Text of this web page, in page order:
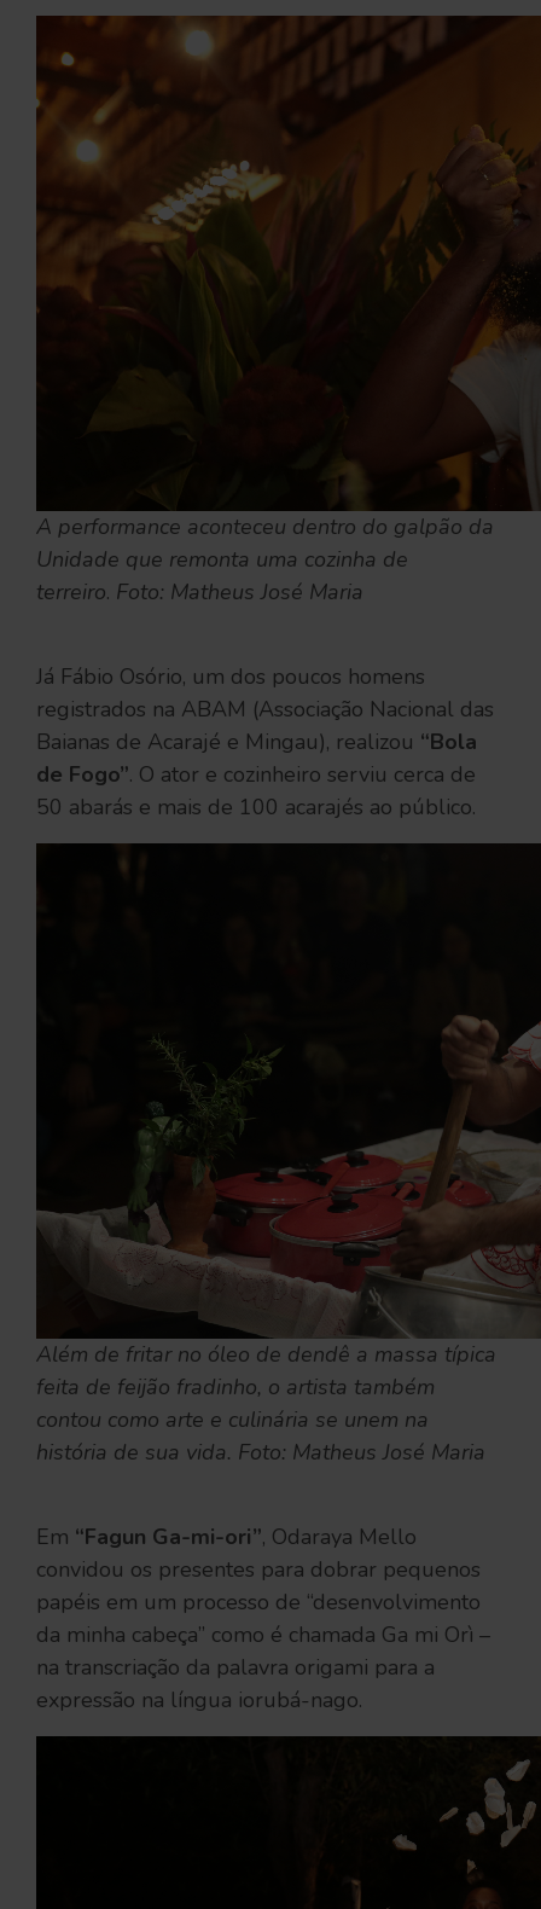
A performance aconteceu dentro do galpão da
Unidade que remonta uma cozinha de
terreiro. Foto: Matheus José Maria
Já Fábio Osório, um dos poucos homens
registrados na ABAM (Associação Nacional das
Baianas de Acarajé e Mingau), realizou “Bola
de Fogo”. O ator e cozinheiro serviu cerca de
50 abarás e mais de 100 acarajés ao público.
Além de fritar no óleo de dendê a massa típica
feita de feijão fradinho, o artista também
contou como arte e culinária se unem na
história de sua vida. Foto: Matheus José Maria
Em “Fagun Ga-mi-ori”, Odaraya Mello
convidou os presentes para dobrar pequenos
papéis em um processo de “desenvolvimento
da minha cabeça” como é chamada Ga mi Orì –
na transcriação da palavra origami para a
expressão na língua iorubá-nago.